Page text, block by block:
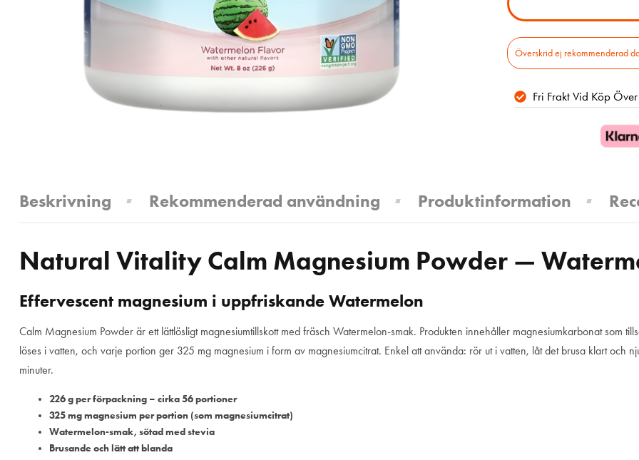
Överskrid ej rekommenderad
Fri Frakt Vid Köp
Beskrivning Rekommenderad användning Produktinformation
Natural Vitality Calm Magnesium Powder —
Effervescent magnesium i uppfriskande Watermelon
Calm Magnesium Powder är ett lättlösligt magnesiumtillskott med fräsch Watermelon-smak. Produkten innehåller magnesiumkarbonat som
löses i vatten, och varje portion ger 325 mg magnesium i form av magnesiumcitrat. Enkel att använda: rör ut i vatten, låt det brusa klart
minuter.
226 g per förpackning – cirka 56 portioner
325 mg magnesium per portion (som magnesiumcitrat)
Watermelon-smak, sötad med stevia
Brusande och lätt att blanda